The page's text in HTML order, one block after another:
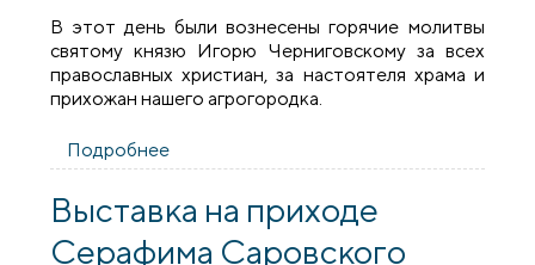
В этот день были вознесены горячие молитвы
святому князю Игорю Черниговскому за всех
православных христиан, за настоятеля храма и
прихожан нашего агрогородка.
Подробнее
состоялось соборное богослужение
Выставка на приходе
Серафима Саровского